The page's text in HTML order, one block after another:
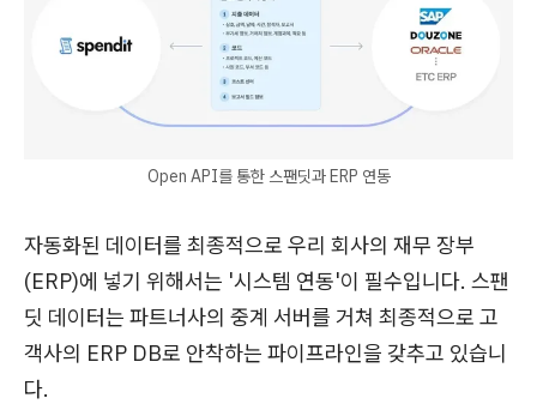
Open API를 통한 스팬딧과 ERP 연동
자동화된 데이터를 최종적으로 우리 회사의 재무 장부
(ERP)에 넣기 위해서는 '시스템 연동'이 필수입니다. 스팬
딧 데이터는 파트너사의 중계 서버를 거쳐 최종적으로 고
객사의 ERP DB로 안착하는 파이프라인을 갖추고 있습니
다.